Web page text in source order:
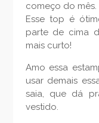
começo do mês.
Esse top é
parte de cima
mais curto!
Amo essa
usar demais
saia, que dá
vestido.